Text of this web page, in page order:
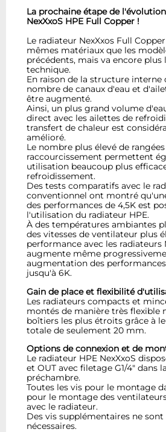
La prochaine étape de
NexXxoS HPE Full Copper !
Le radiateur NexXxos Full
mêmes matériaux que les
précédents, mais va encore plus
technique.
En raison de la structure interne
nombre de canaux d'eau et
être augmenté.
Ainsi, un plus grand volume
direct avec les ailettes de
transfert de chaleur est
amélioré.
Le nombre plus élevé de
raccourcissement permettent
utilisation beaucoup plus
refroidissement.
Des tests comparatifs avec le
conventionnel ont montré
des performances de 4,5K est
l'utilisation du radiateur HPE.
À des températures ambiantes
des vitesses de ventilateur plus
performance avec les radiateurs
augmente même
augmentation des
jusqu'à 6K.
Gain de place et flexibilité
Les radiateurs compacts et
montés de manière très flexible
boîtiers les plus étroits grâce à
totale de seulement 20 mm.
Options de connexion et de
Le radiateur HPE NexXxoS
et OUT avec filetage G1/4" dans
préchambre.
Toutes les vis pour le montage
pour le montage des
avec le radiateur.
Des vis supplémentaires ne
nécessaires.